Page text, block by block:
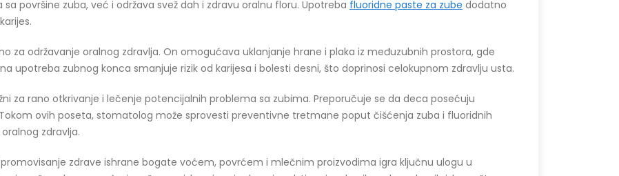
površine zuba, već i održava svež dah i zdravu oralnu floru. Upotreba fluoridne paste za zube dodatno
za održavanje oralnog zdravlja. On omogućava uklanjanje hrane i plaka iz međuzubnih prostora, gde
upotreba zubnog konca smanjuje rizik od karijesa i bolesti desni, što doprinosi celokupnom zdravlju usta.
za rano otkrivanje i lečenje potencijalnih problema sa zubima. Preporučuje se da deca posećuju
ovih poseta, stomatolog može sprovesti preventivne tretmane poput čišćenja zuba i fluoridnih
zdravlja.
zdrave ishrane bogate voćem, povrćem i mlečnim proizvodima igra ključnu ulogu u